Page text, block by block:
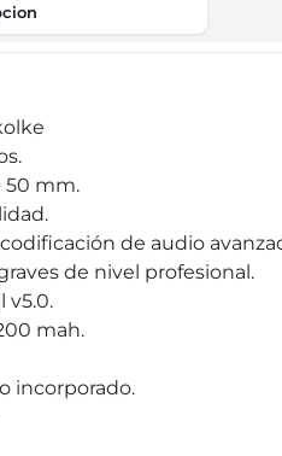
50 mm.
de audio
de nivel profesional.
v5.0.
mah.
incorporado.